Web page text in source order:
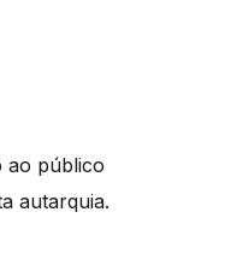
ao público
autarquia.